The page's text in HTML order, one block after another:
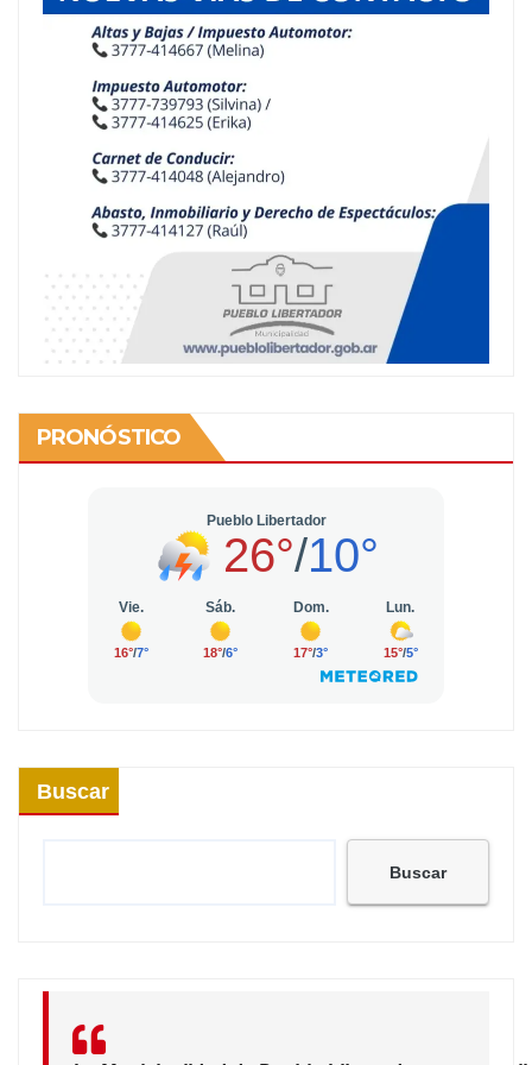
PRONÓSTICO
Buscar
Buscar